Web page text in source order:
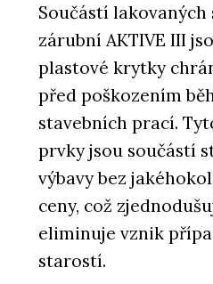
ČLÁNKY
EFEKTA –
promyšlený do
ČLÁNKY
Moderní dům, na
Součástí lakovaných
zárubní AKTIVE III
plastové krytky
před poškozením
stavebních prací.
prvky jsou součástí
výbavy bez
ceny, což
eliminuje vznik
starostí.